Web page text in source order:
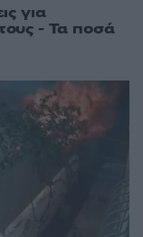
για
- Τα ποσά